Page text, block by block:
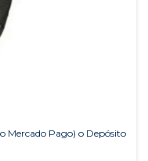
Mercado Pago) o Depósito